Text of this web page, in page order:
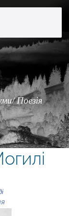
Поезія